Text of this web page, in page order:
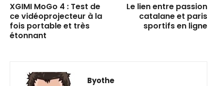
XGIMI MoGo 4 : Test de
ce vidéoprojecteur à la
fois portable et très
étonnant
Le lien entre passion
catalane et paris
sportifs en ligne
Byothe